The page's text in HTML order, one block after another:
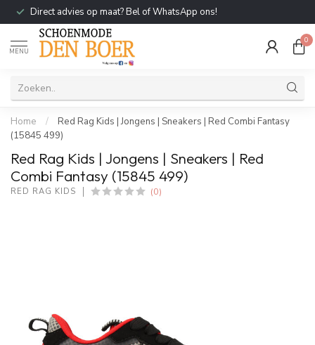
Direct advies op maat? Bel of WhatsApp ons!
MENU
0
Home /
Red Rag Kids | Jongens | Sneakers | Red Combi Fantasy
(15845 499)
Red Rag Kids | Jongens | Sneakers | Red
Combi Fantasy (15845 499)
RED RAG KIDS (0)